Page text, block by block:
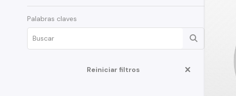
Note
ALTIMA
D22
Palabras claves
Reiniciar filtros